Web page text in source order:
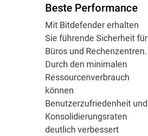
Beste Performance
Mit Bitdefender erhalten
Sie führende Sicherheit für
Büros und Rechenzentren.
Durch den minimalen
Ressourcenverbrauch
können
Benutzerzufriedenheit und
Konsolidierungsraten
deutlich verbessert